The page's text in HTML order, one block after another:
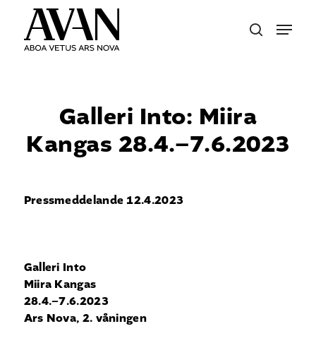
main
content
search
Menu
Galleri Into: Miira
Kangas 28.4.–7.6.2023
Pressmeddelande 12.4.2023
Galleri Into
Miira Kangas
28.4.–7.6.2023
Ars Nova, 2. våningen